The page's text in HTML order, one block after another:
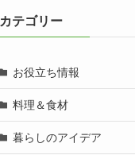
カテゴリー
お役立ち情報
料理＆食材
暮らしのアイデア